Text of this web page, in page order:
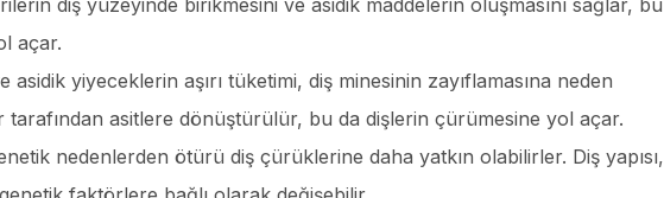
açar.
asidik yiyeceklerin aşırı tüketimi, diş minesinin zayıflamasına neden
tarafından asitlere dönüştürülür, bu da dişlerin çürümesine yol açar.
nedenlerden ötürü diş çürüklerine daha yatkın olabilirler. Diş yapısı,